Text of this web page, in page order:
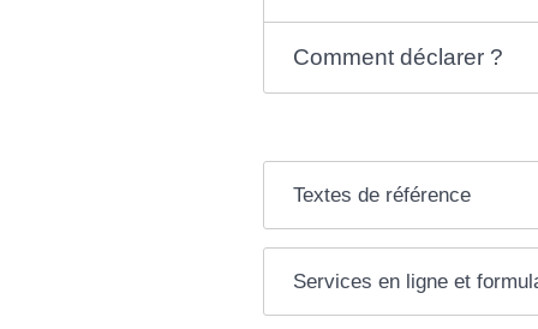
Comment déclarer ?
Textes de référence
Services en ligne et